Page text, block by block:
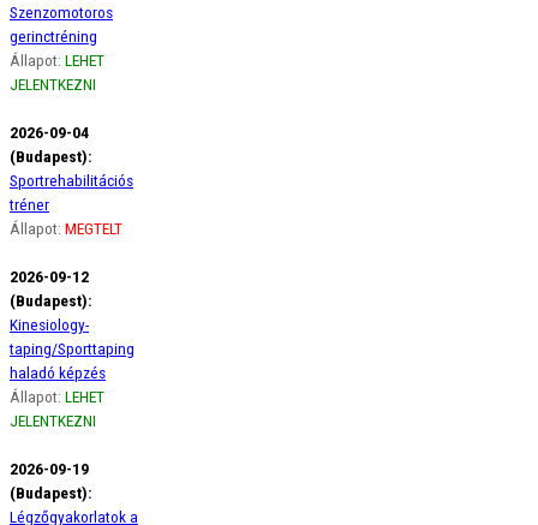
Szenzomotoros
gerinctréning
Állapot: LEHET
JELENTKEZNI
2026-09-04
(Budapest):
Sportrehabilitációs
tréner
Állapot: MEGTELT
2026-09-12
(Budapest):
Kinesiology-
taping/Sporttaping
haladó képzés
Állapot: LEHET
JELENTKEZNI
2026-09-19
(Budapest):
Légzőgyakorlatok a